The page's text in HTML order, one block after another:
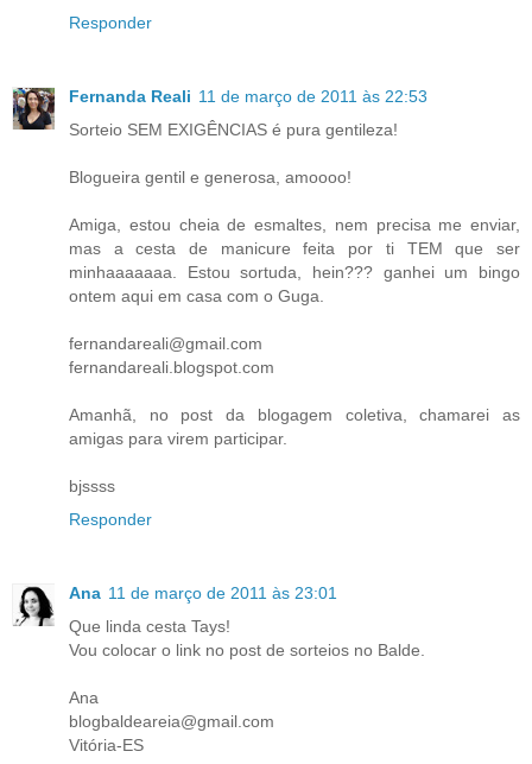
Responder
Fernanda Reali 11 de março de 2011 às 22:53
Sorteio SEM EXIGÊNCIAS é pura gentileza!
Blogueira gentil e generosa, amoooo!
Amiga, estou cheia de esmaltes, nem precisa me enviar,
mas a cesta de manicure feita por ti TEM que ser
minhaaaaaaa. Estou sortuda, hein??? ganhei um bingo
ontem aqui em casa com o Guga.
fernandareali@gmail.com
fernandareali.blogspot.com
Amanhã, no post da blogagem coletiva, chamarei as
amigas para virem participar.
bjssss
Responder
Ana 11 de março de 2011 às 23:01
Que linda cesta Tays!
Vou colocar o link no post de sorteios no Balde.
Ana
blogbaldeareia@gmail.com
Vitória-ES